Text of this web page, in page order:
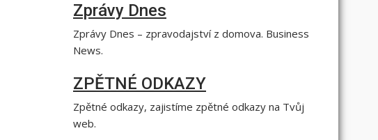
Zprávy Dnes
Zprávy Dnes – zpravodajství z domova. Business
News.
ZPĚTNÉ ODKAZY
Zpětné odkazy, zajistíme zpětné odkazy na Tvůj
web.